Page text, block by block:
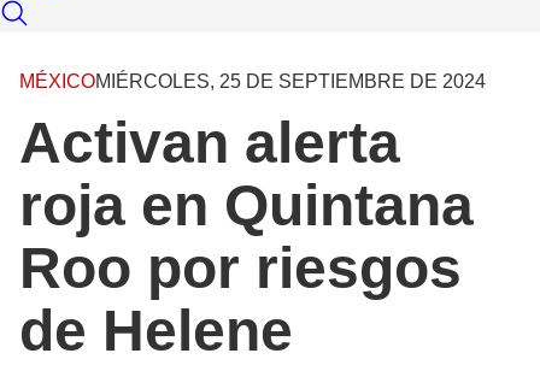
MÉXICOMIÉRCOLES, 25 DE SEPTIEMBRE DE 2024
Activan alerta
roja en Quintana
Roo por riesgos
de Helene